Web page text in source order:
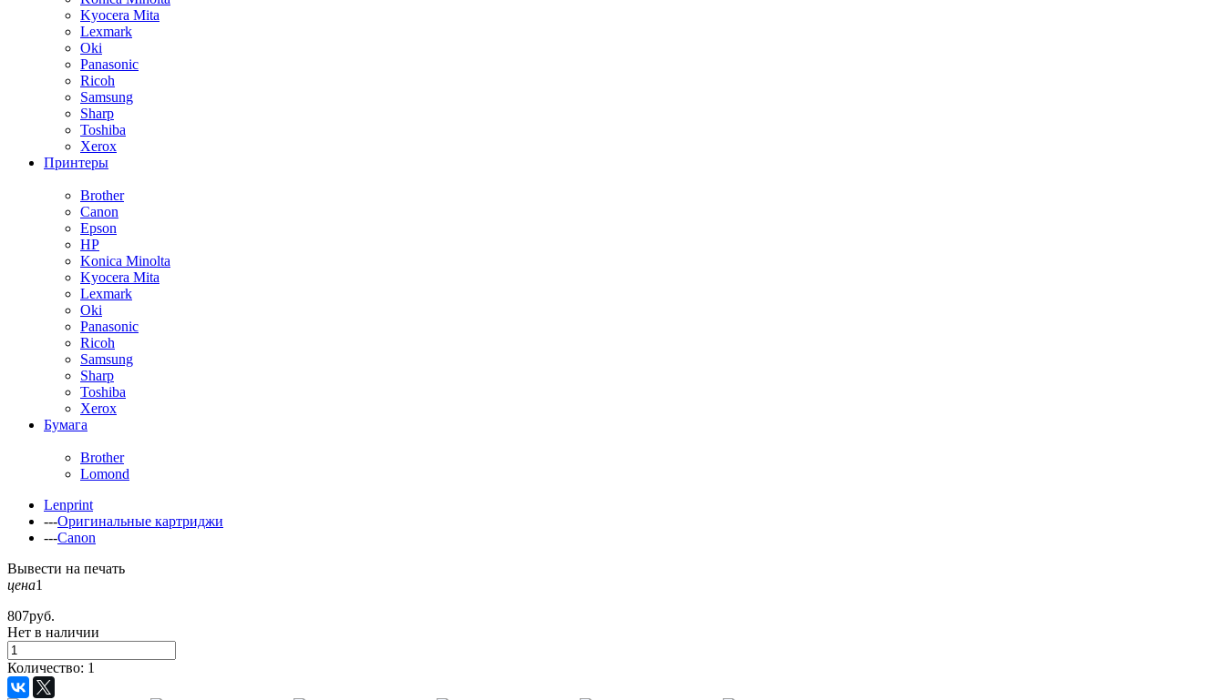
Kyocera Mita
Lexmark
Oki
Panasonic
Ricoh
Samsung
Sharp
Toshiba
Xerox
Принтеры
Brother
Canon
Epson
HP
Konica Minolta
Kyocera Mita
Lexmark
Oki
Panasonic
Ricoh
Samsung
Sharp
Toshiba
Xerox
Бумага
Brother
Lomond
Lenprint
---Оригинальные картриджи
---Canon
Вывести на печать
цена1
807руб.
Нет в наличии
Количество: 1